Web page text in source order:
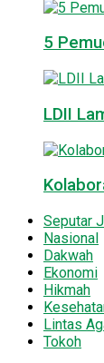
5
LDII
Seputar
Nasional
Dakwah
Ekonomi
Hikmah
Lintas
Tokoh